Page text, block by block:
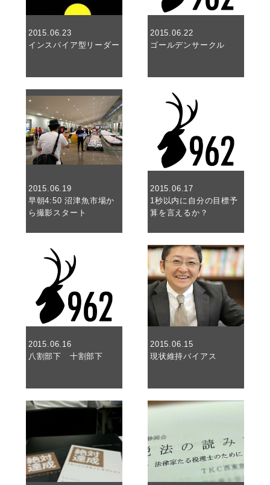
2015.06.23
インスパイア型リーダー
2015.06.22
ゴールデンサークル
2015.06.19
早朝4:50 沼津魚市場か
ら撮影スタート
2015.06.17
1秒以内に自分の目標予
算を言えるか？
2015.06.16
八割部下 十割部下
2015.06.15
現状維持バイアス